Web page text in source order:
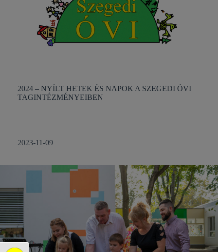
2024 – NYÍLT HETEK ÉS NAPOK A SZEGEDI ÓVI
TAGINTÉZMÉNYEIBEN
2023-11-09